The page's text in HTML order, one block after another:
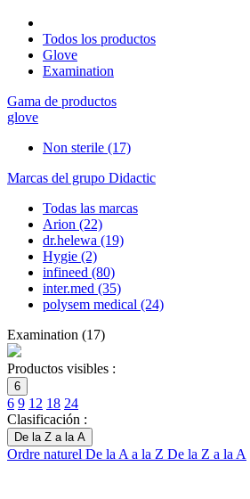
Todos los productos
Glove
Examination
Gama de productos
glove
Non sterile (17)
Marcas del grupo Didactic
Todas las marcas
Arion (22)
dr.helewa (19)
Hygie (2)
infineed (80)
inter.med (35)
polysem medical (24)
Examination (17)
Productos visibles :
6
6 9 12 18 24
Clasificación :
De la Z a la A
Ordre naturel De la A a la Z De la Z a la A